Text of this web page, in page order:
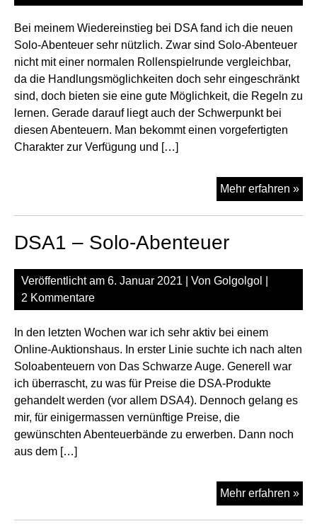
Bei meinem Wiedereinstieg bei DSA fand ich die neuen
Solo-Abenteuer sehr nützlich. Zwar sind Solo-Abenteuer
nicht mit einer normalen Rollenspielrunde vergleichbar,
da die Handlungsmöglichkeiten doch sehr eingeschränkt
sind, doch bieten sie eine gute Möglichkeit, die Regeln zu
lernen. Gerade darauf liegt auch der Schwerpunkt bei
diesen Abenteuern. Man bekommt einen vorgefertigten
Charakter zur Verfügung und […]
Mehr erfahren »
–
DSA1 – Solo-Abenteuer
Veröffentlicht am 6. Januar 2021 | Von Golgolgol
2 Kommentare
In den letzten Wochen war ich sehr aktiv bei einem
Online-Auktionshaus. In erster Linie suchte ich nach alten
Soloabenteuern von Das Schwarze Auge. Generell war
ich überrascht, zu was für Preise die DSA-Produkte
gehandelt werden (vor allem DSA4). Dennoch gelang es
mir, für einigermassen vernünftige Preise, die
gewünschten Abenteuerbände zu erwerben. Dann noch
aus dem […]
Mehr erfahren »
–